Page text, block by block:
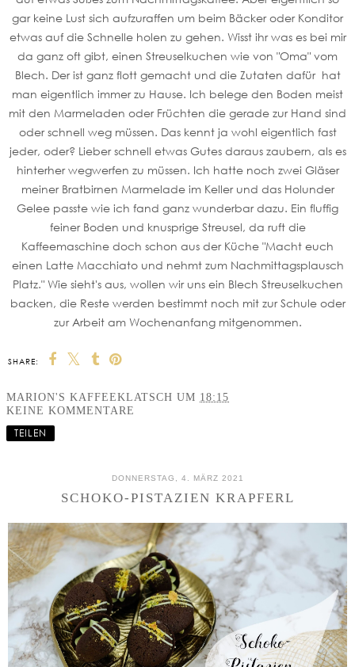
gar keine Lust sich aufzuraffen um beim Bäcker oder Konditor
etwas auf die Schnelle holen zu gehen. Wisst ihr was es bei mir
da ganz oft gibt, einen Streuselkuchen wie von "Oma" vom
Blech. Der ist ganz flott gemacht und die Zutaten dafür hat
man eigentlich immer zu Hause. Ich belege den Boden meist
mit den Marmeladen oder Früchten die gerade zur Hand sind
oder schnell weg müssen. Das kennt ja wohl eigentlich fast
jeder, oder? Lieber schnell etwas Gutes daraus zaubern, als es
hinterher wegwerfen zu müssen. Ich hatte noch zwei Gläser
meiner Bratbirnen Marmelade im Keller und das Holunder
Gelee passte wie ich fand ganz wunderbar dazu. Ein fluffig
feiner Boden und knusprige Streusel, da ruft die
Kaffeemaschine doch schon aus der Küche "Macht euch
einen Latte Macchiato und nehmt zum Nachmittagsplausch
Platz." Wie sieht's aus, wollen wir uns ein Blech Streuselkuchen
backen, die Reste werden bestimmt noch mit zur Schule oder
zur Arbeit am Wochenanfang mitgenommen.
SHARE:
MARION'S KAFFEEKLATSCH UM 18:15
KEINE KOMMENTARE
TEILEN
DONNERSTAG, 4. MÄRZ 2021
SCHOKO-PISTAZIEN KRAPFERL